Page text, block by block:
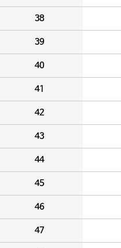
38
39
40
41
42
43
44
45
46
47